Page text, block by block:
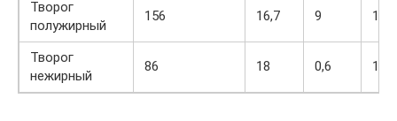
Творог
полужирный
156 16,7 9 1,3
Творог
нежирный
86 18 0,6 1,5